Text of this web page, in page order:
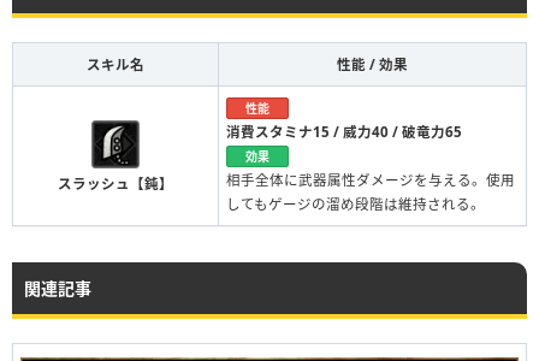
スキル名 性能 / 効果
スラッシュ【鈍】
性能
消費スタミナ15 / 威力40 / 破竜力65
効果
相手全体に武器属性ダメージを与える。使用
してもゲージの溜め段階は維持される。
関連記事